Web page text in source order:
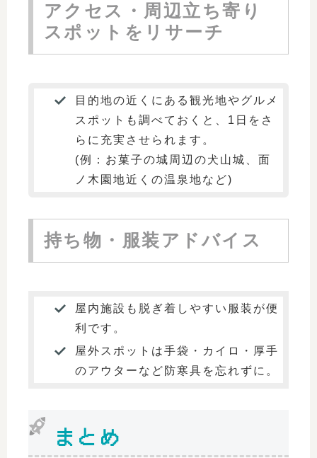
アクセス・周辺立ち寄り
スポットをリサーチ
目的地の近くにある観光地やグルメ
スポットも調べておくと、1日をさ
らに充実させられます。
(例：お菓子の城周辺の犬山城、面
ノ木園地近くの温泉地など)
持ち物・服装アドバイス
屋内施設も脱ぎ着しやすい服装が便
利です。
屋外スポットは手袋・カイロ・厚手
のアウターなど防寒具を忘れずに。
まとめ